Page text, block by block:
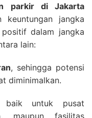
parkir di Jakarta
keuntungan jangka
dalam jangka
lain:
, sehingga potensi
diminimalkan.
untuk pusat
maupun fasilitas